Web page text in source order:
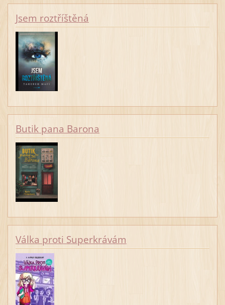
Jsem roztříštěná
Butik pana Barona
Válka proti Superkrávám